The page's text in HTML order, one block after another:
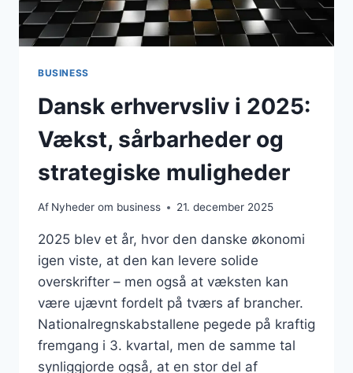
BUSINESS
Dansk erhvervsliv i 2025:
Vækst, sårbarheder og
strategiske muligheder
Af Nyheder om business 21. december 2025
2025 blev et år, hvor den danske økonomi
igen viste, at den kan levere solide
overskrifter – men også at væksten kan
være ujævnt fordelt på tværs af brancher.
Nationalregnskabstallene pegede på kraftig
fremgang i 3. kvartal, men de samme tal
synliggjorde også, at en stor del af